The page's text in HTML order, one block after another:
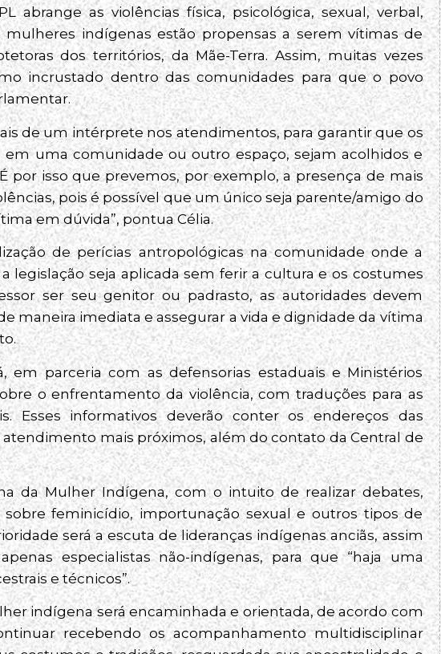
abrange as violências física, psicológica, sexual, verbal,
mulheres indígenas estão propensas a serem vítimas de
dos territórios, da Mãe-Terra. Assim, muitas vezes
incrustado dentro das comunidades para que o povo
de um intérprete nos atendimentos, para garantir que os
em uma comunidade ou outro espaço, sejam acolhidos e
por isso que prevemos, por exemplo, a presença de mais
pois é possível que um único seja parente/amigo do
em dúvida”, pontua Célia.
de perícias antropológicas na comunidade onde a
legislação seja aplicada sem ferir a cultura e os costumes
ser seu genitor ou padrasto, as autoridades devem
maneira imediata e assegurar a vida e dignidade da vítima
em parceria com as defensorias estaduais e Ministérios
o enfrentamento da violência, com traduções para as
Esses informativos deverão conter os endereços das
mais próximos, além do contato da Central de
da Mulher Indígena, com o intuito de realizar debates,
feminicídio, importunação sexual e outros tipos de
será a escuta de lideranças indígenas anciãs, assim
especialistas não-indígenas, para que “haja uma
e técnicos”.
indígena será encaminhada e orientada, de acordo com
recebendo os acompanhamento multidisciplinar